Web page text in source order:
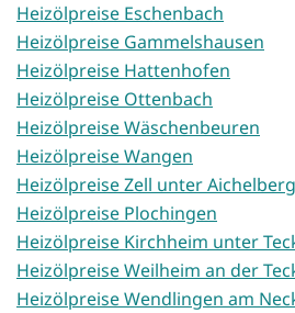
Heizölpreise Eschenbach
Heizölpreise Gammelshausen
Heizölpreise Hattenhofen
Heizölpreise Ottenbach
Heizölpreise Wäschenbeuren
Heizölpreise Wangen
Heizölpreise Zell unter Aichelberg
Heizölpreise Plochingen
Heizölpreise Kirchheim unter
Heizölpreise Weilheim an der
Heizölpreise Wendlingen am